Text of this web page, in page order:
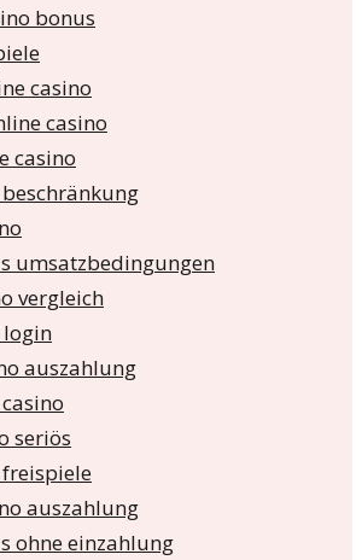
bonus
casino
casino
casino
umsatzbedingungen
vergleich
login
auszahlung
seriös
auszahlung
ohne einzahlung